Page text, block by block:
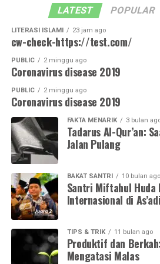
LATEST POPULAR
LITERASI ISLAMI 23 jam ago
cw-check-https://test.com/
PUBLIC 2 minggu ago
Coronavirus disease 2019
PUBLIC 2 minggu ago
Coronavirus disease 2019
FAKTA MENARIK 3 bulan
Tadarus Al-Qur’an:
Jalan Pulang
BAKAT SANTRI 10 bulan ago
Santri Miftahul Huda
Internasional di
TIPS & TRIK 11 bulan ago
Produktif dan
Mengatasi Malas